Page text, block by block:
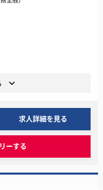
求人詳細を見る
ーする